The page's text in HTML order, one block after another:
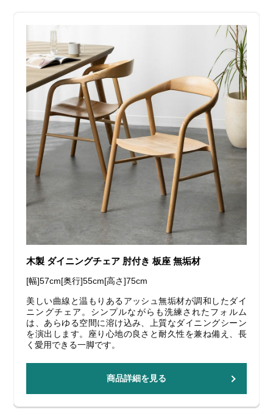
木製 ダイニングチェア 肘付き 板座 無垢材
[幅]57cm[奥行]55cm[高さ]75cm
美しい曲線と温もりあるアッシュ無垢材が調和したダイ
ニングチェア。シンプルながらも洗練されたフォルム
は、あらゆる空間に溶け込み、上質なダイニングシーン
を演出します。座り心地の良さと耐久性を兼ね備え、長
く愛用できる一脚です。
商品詳細を見る